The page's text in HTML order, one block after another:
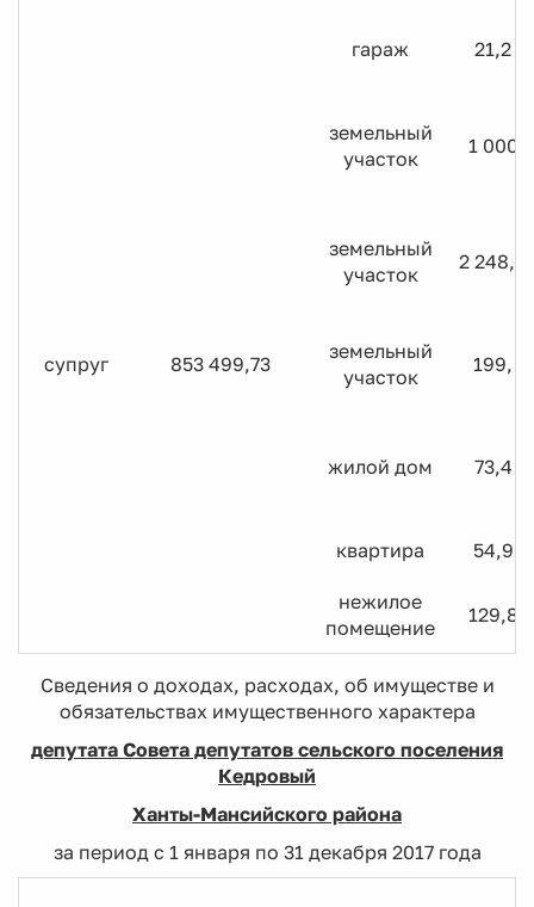
гараж 21,2
супруг 853 499,73
земельный
участок
1 000
земельный
участок
2 248,0
земельный
участок
199,
жилой дом 73,4
квартира 54,9
нежилое
помещение
129,8
Сведения о доходах, расходах, об имуществе и
обязательствах имущественного характера
депутата Совета депутатов сельского поселения
Кедровый
Ханты-Мансийского района
за период с 1 января по 31 декабря 2017 года